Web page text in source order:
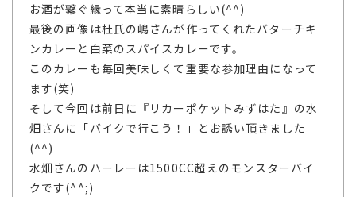
お酒が繋ぐ縁って本当に素晴らしい(^^)
最後の画像は杜氏の嶋さんが作ってくれたバターチキ
ンカレーと白菜のスパイスカレーです。
このカレーも毎回美味しくて重要な参加理由になって
ます(笑)
そして今回は前日に『リカーポケットみずはた』の水
畑さんに「バイクで行こう！」とお誘い頂きました
(^^)
水畑さんのハーレーは1500CC超えのモンスターバイ
クです(^^;)